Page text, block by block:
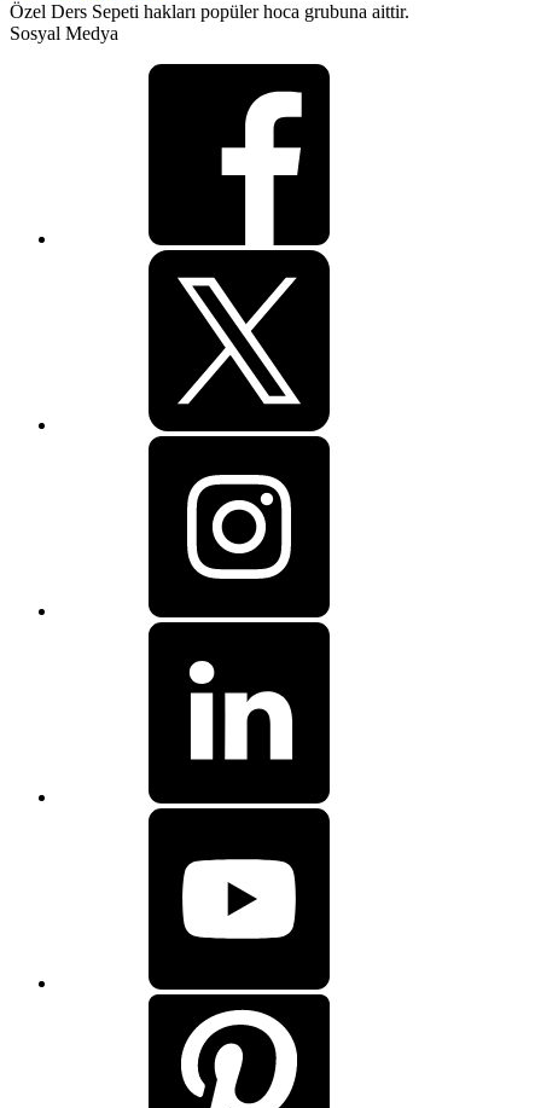
Özel Ders Sepeti hakları popüler hoca grubuna aittir.
Sosyal Medya